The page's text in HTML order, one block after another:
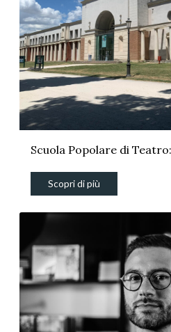
Scuola Popolare di
Scopri di più